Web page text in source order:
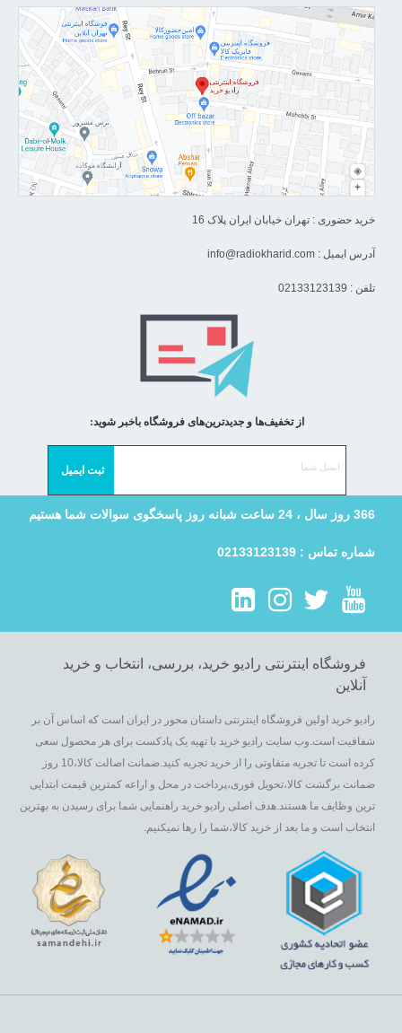
خرید حضوری : تهران خیابان ایران پلاک 16
آدرس ایمیل : info@radiokharid.com
تلفن : 02133123139
366 روز سال ، 24 ساعت شبانه روز پاسخگوی سوالات شما هستیم
شماره تماس : 02133123139
از تخفیف‌ها و جدیدترین‌های فروشگاه باخبر شوید:
فروشگاه اینترنتی رادیو خرید، بررسی، انتخاب و خرید
آنلاین
رادیو خرید اولین فروشگاه اینترنتی داستان محور در ایران است که اساس آن بر
شفافیت است.وب سایت رادیو خرید با تهیه یک پادکست برای هر محصول سعی
کرده است تا تجربه متفاوتی را از خرید تجربه کنید.ضمانت اصالت کالا،10 روز
ضمانت برگشت کالا،تحویل فوری،پرداخت در محل و اراعه کمترین قیمت ابتدایی
ترین وظایف ما هستند.هدف اصلی رادیو خرید راهنمایی شما برای رسیدن به بهترین
انتخاب است و ما بعد از خرید کالا،شما را رها نمیکنیم.